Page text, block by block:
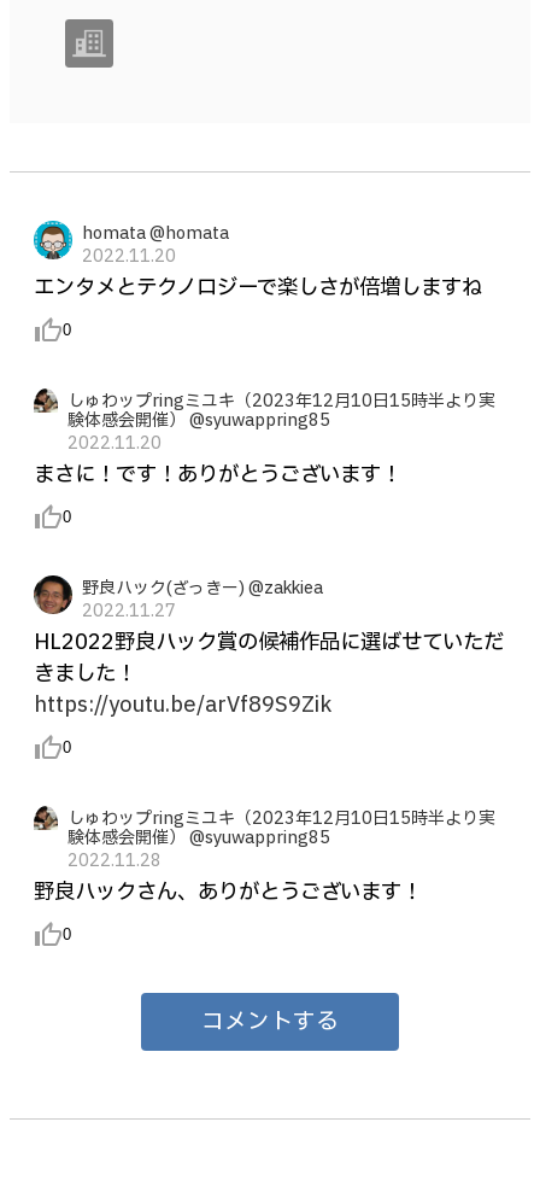
homata @homata
2022.11.20
エンタメとテクノロジーで楽しさが倍増しますね
thumb_up_alt0
しゅわップringミユキ（2023年12月10日15時半より実
験体感会開催） @syuwappring85
2022.11.20
まさに！です！ありがとうございます！
thumb_up_alt0
野良ハック(ざっきー) @zakkiea
2022.11.27
HL2022野良ハック賞の候補作品に選ばせていただ
きました！
https://youtu.be/arVf89S9Zik
thumb_up_alt0
しゅわップringミユキ（2023年12月10日15時半より実
験体感会開催） @syuwappring85
2022.11.28
野良ハックさん、ありがとうございます！
thumb_up_alt0
コメントする